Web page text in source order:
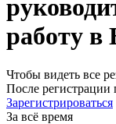
работу в
Чтобы видеть все
После
Зарегистрироваться
За всё время